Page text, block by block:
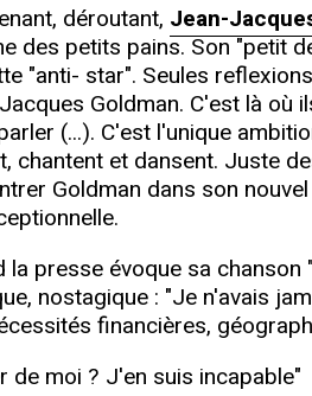
déroutant, Jean-
des petits pains. Son "petit
"anti- star". Seules
Goldman. C'est là où
(...). C'est l'unique
chantent et dansent. Juste
Goldman dans son
la presse évoque sa
nostagique : "Je n'avais
financières,
de moi ? J'en suis incapable"